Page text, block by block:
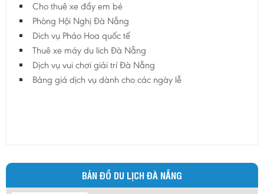
Cho thuê xe đẩy em bé
Phòng Hội Nghị Đà Nẵng
Dich vụ Pháo Hoa quốc tế
Thuê xe máy du lich Đà Nẵng
Dịch vụ vui chơi giải trí Đà Nẵng
Bảng giá dịch vụ dành cho các ngày lễ
BẢN ĐỒ DU LỊCH ĐÀ NẴNG